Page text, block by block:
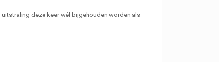
deze keer wél bijgehouden worden als